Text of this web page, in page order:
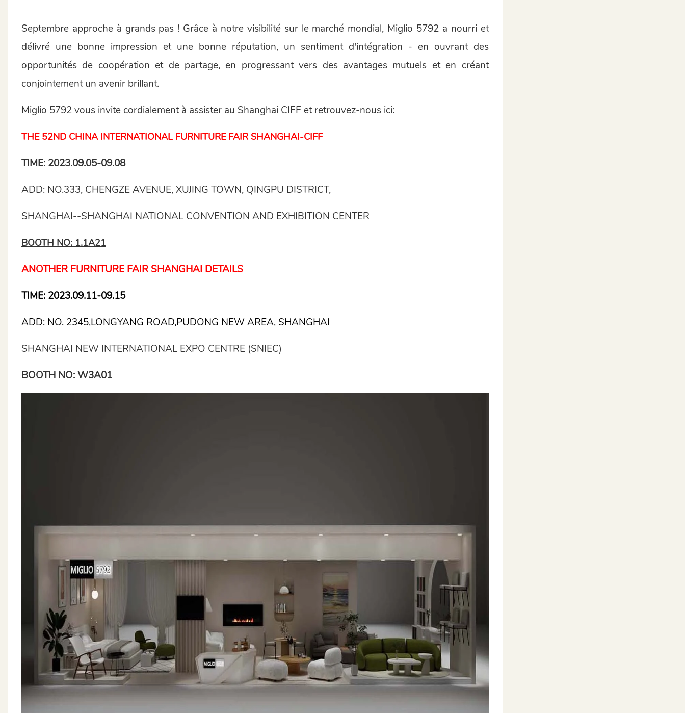
Septembre approche à grands pas ! Grâce à notre visibilité sur le marché mondial, Miglio 5792 a nourri et
délivré une bonne impression et une bonne réputation, un sentiment d'intégration - en ouvrant des
opportunités de coopération et de partage, en progressant vers des avantages mutuels et en créant
conjointement un avenir brillant.
Miglio 5792 vous invite cordialement à assister au Shanghai CIFF et retrouvez-nous ici:
THE 52ND CHINA INTERNATIONAL FURNITURE FAIR SHANGHAI-CIFF
TIME: 2023.09.05-09.08
ADD: NO.333, CHENGZE AVENUE, XUJING TOWN, QINGPU DISTRICT,
SHANGHAI--SHANGHAI NATIONAL CONVENTION AND EXHIBITION CENTER
BOOTH NO: 1.1A21
ANOTHER FURNITURE FAIR SHANGHAI DETAILS
TIME: 2023.09.11-09.15
ADD: NO. 2345,LONGYANG ROAD,PUDONG NEW AREA, SHANGHAI
SHANGHAI NEW INTERNATIONAL EXPO CENTRE (SNIEC)
BOOTH NO: W3A01